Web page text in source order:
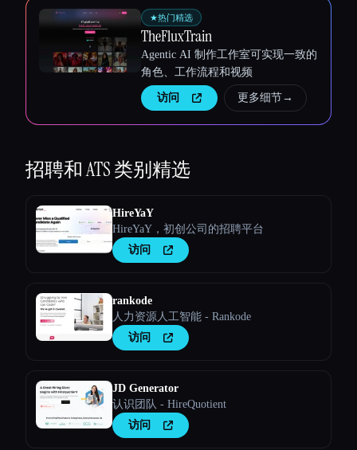
Esc
★热门精选
TheFluxTrain
Agentic AI 制作工作室可实现一致的
角色、工作流程和视频
访问 更多细节→
招聘和 ATS类别精选
HireYaY
HireYaY，初创公司的招聘平台
访问
rankode
人力资源人工智能 - Rankode
访问
JD Generator
认识团队 - HireQuotient
访问